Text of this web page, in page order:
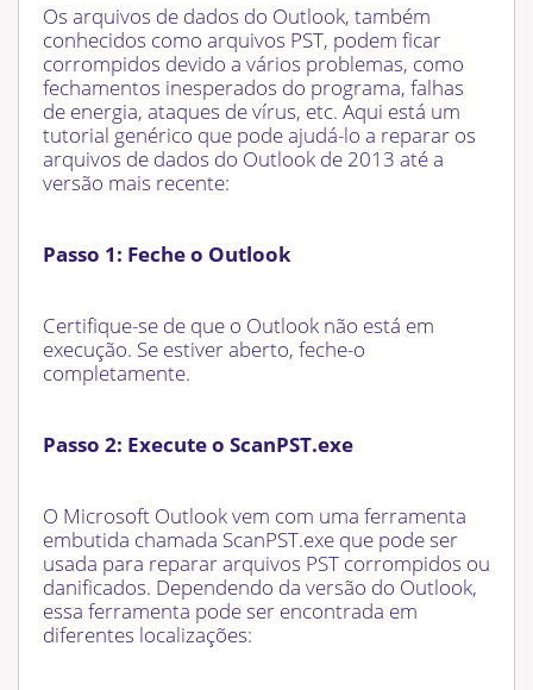
Os arquivos de dados do Outlook, também
conhecidos como arquivos PST, podem ficar
corrompidos devido a vários problemas, como
fechamentos inesperados do programa, falhas
de energia, ataques de vírus, etc. Aqui está um
tutorial genérico que pode ajudá-lo a reparar os
arquivos de dados do Outlook de 2013 até a
versão mais recente:
Passo 1: Feche o Outlook
Certifique-se de que o Outlook não está em
execução. Se estiver aberto, feche-o
completamente.
Passo 2: Execute o ScanPST.exe
O Microsoft Outlook vem com uma ferramenta
embutida chamada ScanPST.exe que pode ser
usada para reparar arquivos PST corrompidos ou
danificados. Dependendo da versão do Outlook,
essa ferramenta pode ser encontrada em
diferentes localizações: